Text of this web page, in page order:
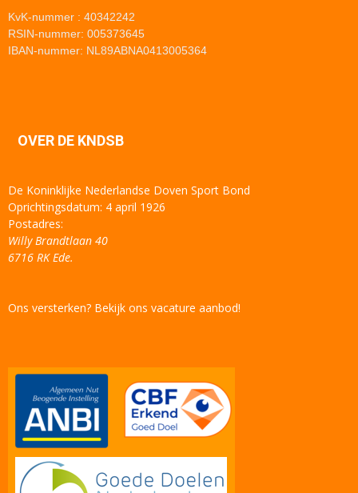
KvK-nummer : 40342242
RSIN-nummer: 005373645
IBAN-nummer: NL89ABNA0413005364
OVER DE KNDSB
De Koninklijke Nederlandse Doven Sport Bond
Oprichtingsdatum: 4 april 1926
Postadres:
Willy Brandtlaan 40
6716 RK Ede.
Ons versterken? Bekijk ons vacature aanbod!